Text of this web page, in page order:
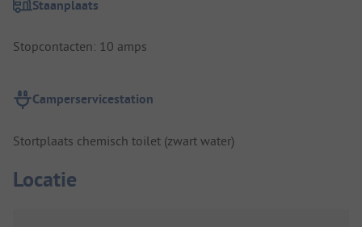
Staanplaats
Stopcontacten: 10 amps
Camperservicestation
Stortplaats chemisch toilet (zwart water)
Locatie